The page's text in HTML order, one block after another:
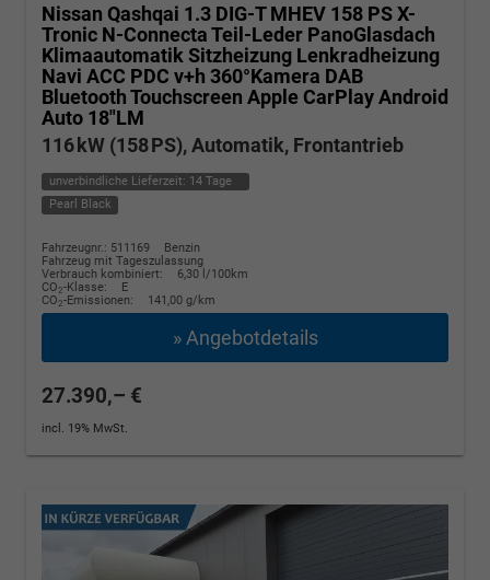
Nissan Qashqai 1.3 DIG-T MHEV 158 PS X-
Tronic N-Connecta Teil-Leder PanoGlasdach
Klimaautomatik Sitzheizung Lenkradheizung
Navi ACC PDC v+h 360°Kamera DAB
Bluetooth Touchscreen Apple CarPlay Android
Auto 18"LM
116 kW (158 PS), Automatik, Frontantrieb
unverbindliche Lieferzeit: 14 Tage
Pearl Black
Fahrzeugnr.: 511169
Benzin
Fahrzeug mit Tageszulassung
Verbrauch kombiniert:
6,30 l/100km
CO2-Klasse:
E
CO2-Emissionen: 141,00 g/km
» Angebotdetails
27.390,– €
incl. 19% MwSt.